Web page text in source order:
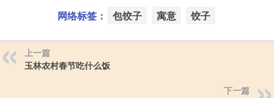
网络标签： 包饺子 寓意 饺子
上一篇
玉林农村春节吃什么饭
下一篇